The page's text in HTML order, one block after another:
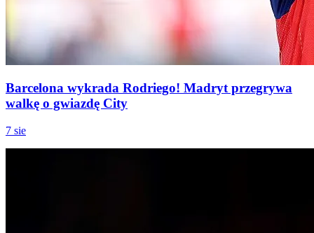
Barcelona wykrada Rodriego! Madryt przegrywa
walkę o gwiazdę City
7 sie